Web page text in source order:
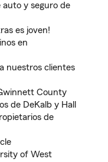
auto y seguro de
es joven!
en
nuestros clientes
County
de DeKalb y Hall
de
of West